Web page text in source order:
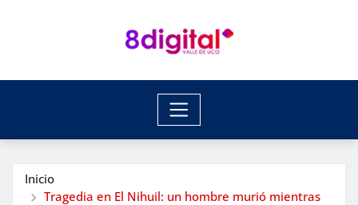
Inicio
Tragedia en El Nihuil: un hombre murió mientras